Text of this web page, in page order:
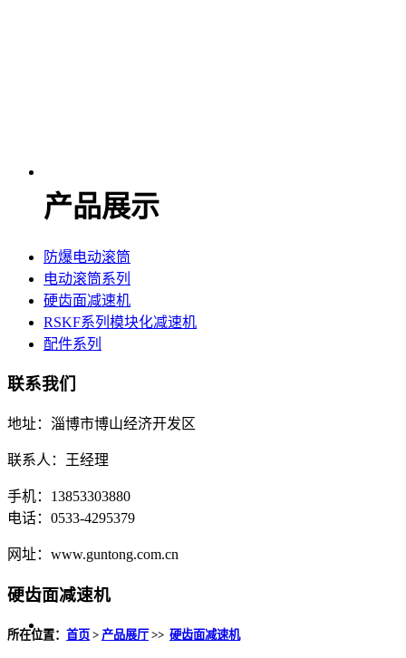
产品展示
防爆电动滚筒
电动滚筒系列
硬齿面减速机
RSKF系列模块化减速机
配件系列
联系我们
地址：淄博市博山经济开发区
联系人：王经理
手机：13853303880
电话：0533-4295379
网址：www.guntong.com.cn
硬齿面减速机
所在位置： 首页 > 产品展厅 >> 硬齿面减速机